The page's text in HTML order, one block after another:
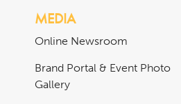
MEDIA
Online Newsroom
Brand Portal & Event Photo
Gallery